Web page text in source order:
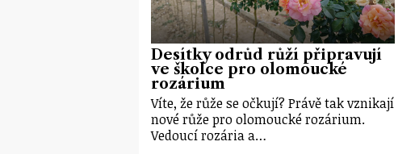
Desítky odrůd růží připravují
ve školce pro olomoucké
rozárium
Víte, že růže se očkují? Právě tak vznikají
nové růže pro olomoucké rozárium.
Vedoucí rozária a…